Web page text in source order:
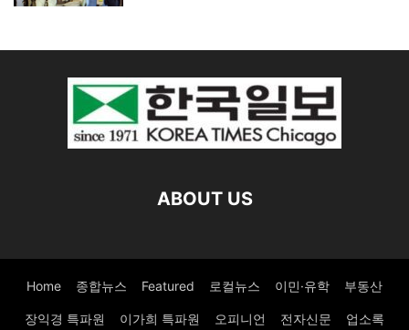
ABOUT US
Home 종합뉴스 Featured 로컬뉴스 이민·유학 부동산
장익경 특파원 이가희 특파원 오피니언 전자신문 업소록